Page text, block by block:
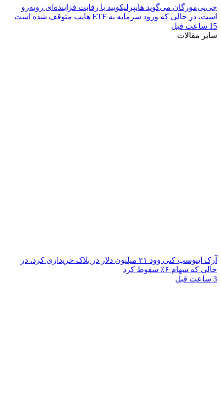
جی‌پی‌مورگان می‌گوید هایپرلیکویید با رقابت فزاینده‌ای روبه‌رو
است، در حالی که ورود سرمایه به ETF هایپ متوقف شده است
15 ساعت قبل
سایر مقالات
آرک اینوستِ کتی وود ۲۱ میلیون دلار در بلاک خریداری کرد، در
حالی که سهام ۶٪ سقوط کرد
3 ساعت قبل